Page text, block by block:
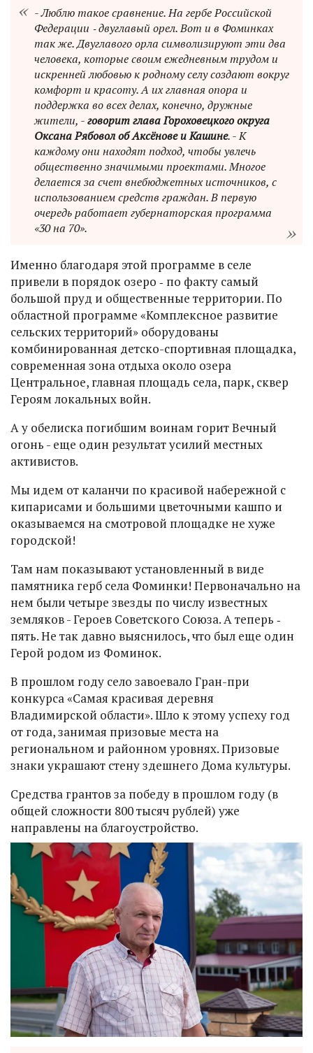
- Люблю такое сравнение. На гербе Российской
Федерации ‑ двуглавый орел. Вот и в Фоминках
так же. Двуглавого орла символизируют эти два
человека, которые своим ежедневным трудом и
искренней любовью к родному селу создают вокруг
комфорт и красоту. А их главная опора и
поддержка во всех делах, конечно, дружные
жители, -говорит глава Гороховецкого округа
Оксана Рябовол об Аксёнове и Кашине. - К
каждому они находят подход, чтобы увлечь
общественно значимыми проектами. Многое
делается за счет внебюджетных источников, с
использованием средств граждан. В первую
очередь работает губернаторская программа
«30 на 70».
Именно благодаря этой программе в селе
привели в порядок озеро ‑ по факту самый
большой пруд и общественные территории. По
областной программе «Комплексное развитие
сельских территорий» оборудованы
комбинированная детско-спортивная площадка,
современная зона отдыха около озера
Центральное, главная площадь села, парк, сквер
Героям локальных войн.
А у обелиска погибшим воинам горит Вечный
огонь - еще один результат усилий местных
активистов.
Мы идем от каланчи по красивой набережной с
кипарисами и большими цветочными кашпо и
оказываемся на смотровой площадке не хуже
городской!
Там нам показывают установленный в виде
памятника герб села Фоминки! Первоначально на
нем были четыре звезды по числу известных
земляков - Героев Советского Союза. А теперь ‑
пять. Не так давно выяснилось, что был еще один
Герой родом из Фоминок.
В прошлом году село завоевало Гран-при
конкурса «Самая красивая деревня
Владимирской области». Шло к этому успеху год
от года, занимая призовые места на
региональном и районном уровнях. Призовые
знаки украшают стену здешнего Дома культуры.
Средства грантов за победу в прошлом году (в
общей сложности 800 тысяч рублей) уже
направлены на благоустройство.